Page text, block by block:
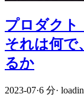
プロダクト
それは何で
るか
2023-07·6 分·